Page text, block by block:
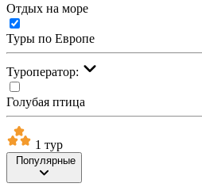
Отдых на море
Туры по Европе
Туроператор:
Голубая птица
1 тур
Популярные